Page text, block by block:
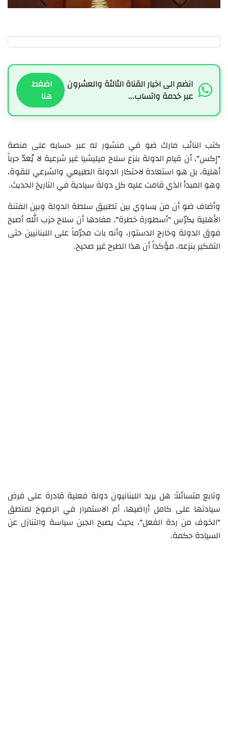
انضم الى اخبار القناة الثالثة والعشرون
عبر خدمة واتساب...
اضغط
هنا
كتب النائب مارك ضو في منشور له عبر حسابه على منصة
"إكس"، أن قيام الدولة بنزع سلاح ميليشيا غير شرعية لا يُعدّ حرباً
أهلية، بل هو استعادة لاحتكار الدولة الطبيعي والشرعي للقوة،
وهو المبدأ الذي قامت عليه كل دولة سيادية في التاريخ الحديث.
وأضاف ضو أن من يساوي بين تطبيق سلطة الدولة وبين الفتنة
الأهلية يكرّس "أسطورة خطرة"، مفادها أن سلاح حزب الله أصبح
فوق الدولة وخارج الدستور، وأنه بات محرّماً على اللبنانيين حتى
التفكير بنزعه، مؤكداً أن هذا الطرح غير صحيح.
وتابع متسائلاً: هل يريد اللبنانيون دولة فعلية قادرة على فرض
سيادتها على كامل أراضيها، أم الاستمرار في الرضوخ لمنطق
"الخوف من ردة الفعل"، بحيث يصبح الجبن سياسة والتنازل عن
السيادة حكمة.